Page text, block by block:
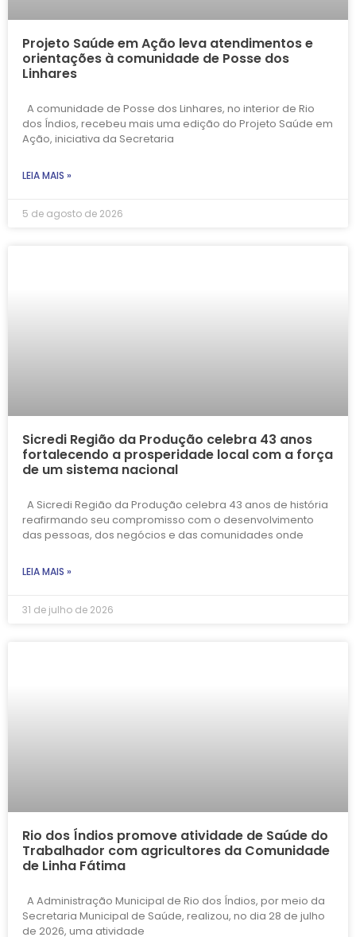
Projeto Saúde em Ação leva atendimentos e
orientações à comunidade de Posse dos
Linhares
A comunidade de Posse dos Linhares, no interior de Rio
dos Índios, recebeu mais uma edição do Projeto Saúde em
Ação, iniciativa da Secretaria
LEIA MAIS »
5 de agosto de 2026
Sicredi Região da Produção celebra 43 anos
fortalecendo a prosperidade local com a força
de um sistema nacional
A Sicredi Região da Produção celebra 43 anos de história
reafirmando seu compromisso com o desenvolvimento
das pessoas, dos negócios e das comunidades onde
LEIA MAIS »
31 de julho de 2026
Rio dos Índios promove atividade de Saúde do
Trabalhador com agricultores da Comunidade
de Linha Fátima
A Administração Municipal de Rio dos Índios, por meio da
Secretaria Municipal de Saúde, realizou, no dia 28 de julho
de 2026, uma atividade